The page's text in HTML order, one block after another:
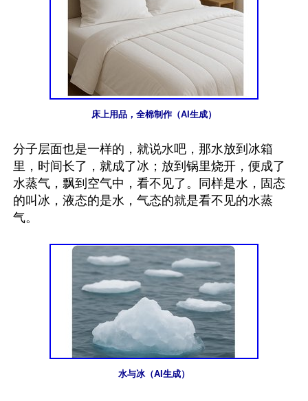
床上用品，全棉制作（AI生成）
分子层面也是一样的，就说水吧，那水放到冰箱
里，时间长了，就成了冰；放到锅里烧开，便成了
水蒸气，飘到空气中，看不见了。同样是水，固态
的叫冰，液态的是水，气态的就是看不见的水蒸
气。
水与冰（AI生成）